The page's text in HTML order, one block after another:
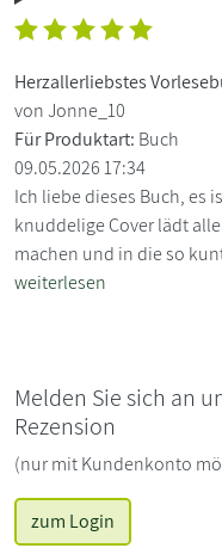
Herzallerliebstes
von Jonne_10
Für Produktart: Buch
09.05.2026 17:34
Ich liebe dieses Buch, es
knuddelige Cover lädt
machen und in die so
weiterlesen
Melden Sie sich an
Rezension
(nur mit Kundenkonto
zum Login